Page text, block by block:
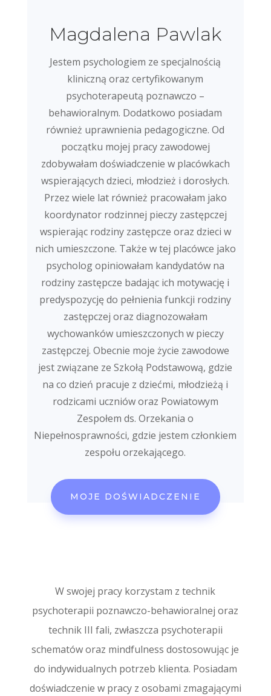
Magdalena Pawlak
Jestem psychologiem ze specjalnością
kliniczną oraz certyfikowanym
psychoterapeutą poznawczo –
behawioralnym. Dodatkowo posiadam
również uprawnienia pedagogiczne. Od
początku mojej pracy zawodowej
zdobywałam doświadczenie w placówkach
wspierających dzieci, młodzież i dorosłych.
Przez wiele lat również pracowałam jako
koordynator rodzinnej pieczy zastępczej
wspierając rodziny zastępcze oraz dzieci w
nich umieszczone. Także w tej placówce jako
psycholog opiniowałam kandydatów na
rodziny zastępcze badając ich motywację i
predyspozycję do pełnienia funkcji rodziny
zastępczej oraz diagnozowałam
wychowanków umieszczonych w pieczy
zastępczej. Obecnie moje życie zawodowe
jest związane ze Szkołą Podstawową, gdzie
na co dzień pracuje z dziećmi, młodzieżą i
rodzicami uczniów oraz Powiatowym
Zespołem ds. Orzekania o
Niepełnosprawności, gdzie jestem członkiem
zespołu orzekającego.
MOJE DOŚWIADCZENIE
W swojej pracy korzystam z technik
psychoterapii poznawczo-behawioralnej oraz
technik III fali, zwłaszcza psychoterapii
schematów oraz mindfulness dostosowując je
do indywidualnych potrzeb klienta. Posiadam
doświadczenie w pracy z osobami zmagającymi